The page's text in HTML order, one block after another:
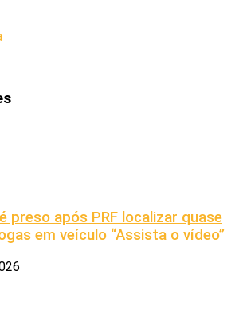
preso após PRF localizar quase
em veículo “Assista o vídeo”